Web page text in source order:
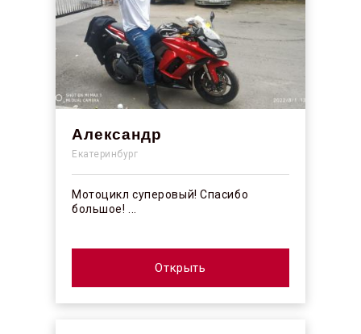
Александр
Екатеринбург
Мотоцикл суперовый! Спасибо
большое! ...
Открыть